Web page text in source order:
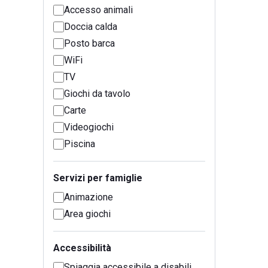
Accesso animali
Doccia calda
Posto barca
WiFi
TV
Giochi da tavolo
Carte
Videogiochi
Piscina
Servizi per famiglie
Animazione
Area giochi
Accessibilità